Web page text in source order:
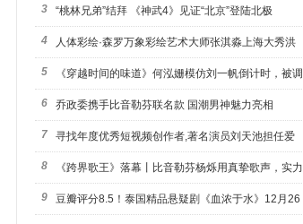
3 “桃林兄弟”结拜 《神武4》见证“北京”登陆北极
4 人体彩绘·森罗万象彩绘艺术大师张淇淼上海大秀洪
荒宇宙
5 《穿越时间的味道》何泓姗模仿刘一帆倒计时，被调
侃“学人
6 乔政委携手比音勒芬联名款 国潮男神魅力亮相
7 寻找年度优秀短视频创作者,著名演员刘天池担任爱
奇艺号"奇
8 《跨界歌王》落幕丨比音勒芬杨烁用真挚歌声，实力
圈粉!
9 豆瓣评分8.5！泰国精品悬疑剧《血浓于水》12月26